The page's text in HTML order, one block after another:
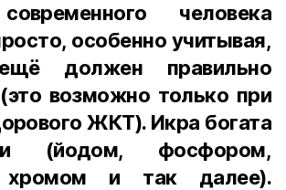
человека
особенно учитывая,
должен правильно
возможно только при
ЖКТ). Икра богата
(йодом, фосфором,
хромом и так далее).